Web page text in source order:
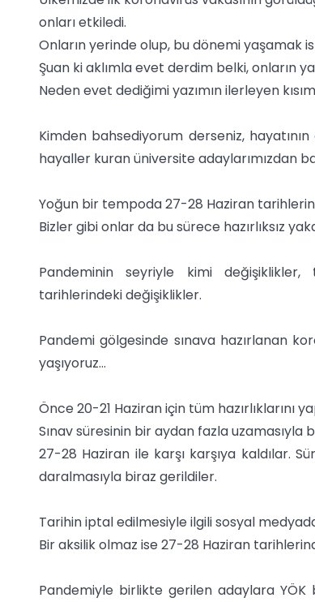
onları etkiledi.
Onların yerinde olup, bu dönemi yaşamak
Şuan ki aklımla evet derdim belki, onların
Neden evet dediğimi yazımın ilerleyen
Kimden bahsediyorum derseniz,
hayaller kuran üniversite adaylarımızdan
Yoğun bir tempoda 27-28 Haziran
Bizler gibi onlar da bu sürece hazırlıksız
Pandeminin seyriyle kimi değişiklikler,
tarihlerindeki değişiklikler.
Pandemi gölgesinde sınava hazırlanan
yaşıyoruz…
Önce 20-21 Haziran için tüm hazırlıklarını
Sınav süresinin bir aydan fazla
27-28 Haziran ile karşı karşıya kaldılar.
daralmasıyla biraz gerildiler.
Tarihin iptal edilmesiyle ilgili sosyal
Bir aksilik olmaz ise 27-28 Haziran
Pandemiyle birlikte gerilen adaylara YÖK